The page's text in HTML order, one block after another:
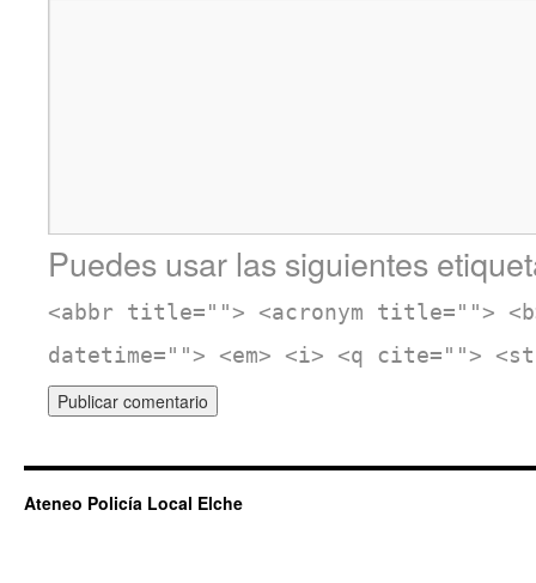
Puedes usar las siguientes
<abbr title=""> <acronym title="">
datetime=""> <em> <i> <q cite="">
Ateneo Policía Local Elche